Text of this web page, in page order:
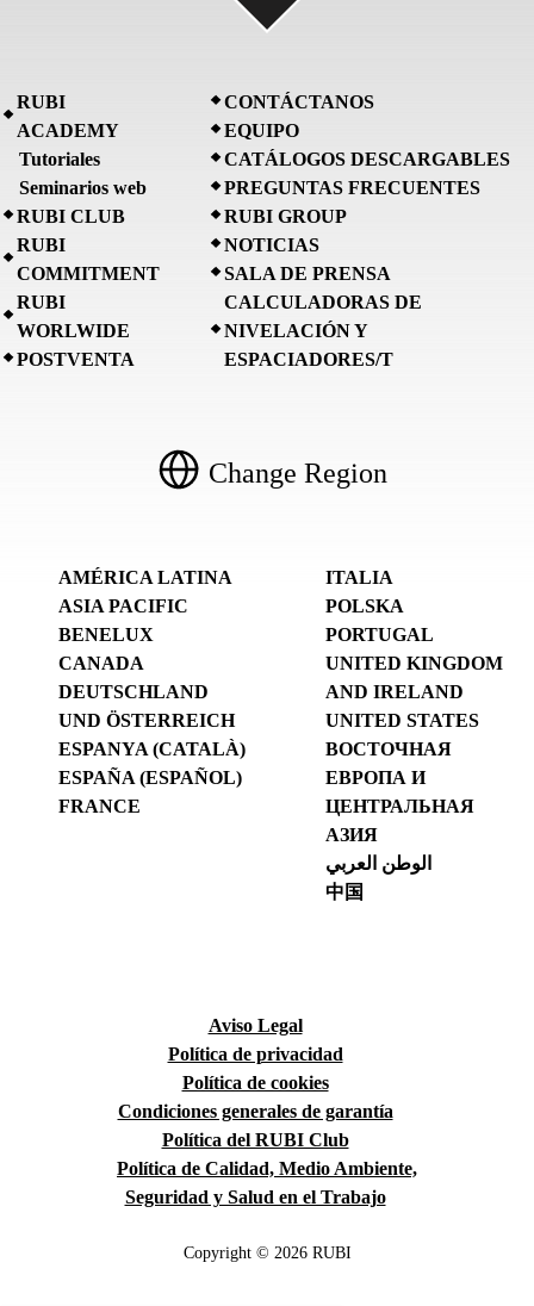
RUBI
ACADEMY
Tutoriales
Seminarios web
RUBI CLUB
RUBI
COMMITMENT
RUBI
WORLWIDE
POSTVENTA
CONTÁCTANOS
EQUIPO
CATÁLOGOS DESCARGABLES
PREGUNTAS FRECUENTES
RUBI GROUP
NOTICIAS
SALA DE PRENSA
CALCULADORAS DE
NIVELACIÓN Y
ESPACIADORES/T
Change Region
AMÉRICA LATINA
ASIA PACIFIC
BENELUX
CANADA
DEUTSCHLAND
UND ÖSTERREICH
ESPANYA (CATALÀ)
ESPAÑA (ESPAÑOL)
FRANCE
ITALIA
POLSKA
PORTUGAL
UNITED KINGDOM
AND IRELAND
UNITED STATES
ВОСТОЧНАЯ
ЕВРОПА И
ЦЕНТРАЛЬНАЯ
АЗИЯ
الوطن العربي
中国
Aviso Legal
Política de privacidad
Política de cookies
Condiciones generales de garantía
Política del RUBI Club
Política de Calidad, Medio Ambiente,
Seguridad y Salud en el Trabajo
Copyright © 2026 RUBI